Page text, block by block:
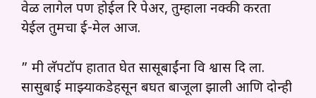
वेळ लागेल पण होईल रि पेअर, तुम्हाला नक्की करता
येईल तुमचा ई-मेल आज.
” मी लॅपटॉप हातात घेत सासूबाईंना वि श्वास दि ला.
सासुबाई माझ्याकडेहसून बघत बाजूला झाली आणि दोन्ही